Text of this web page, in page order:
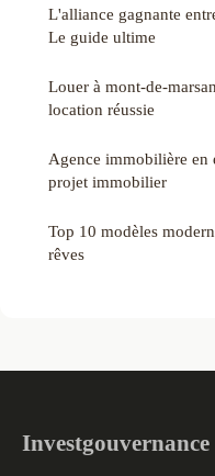
L'alliance gagnante
Le guide ultime
Louer à mont-de-
location réussie
Agence immobilière en
projet immobilier
Top 10 modèles
rêves
Investgouvernance